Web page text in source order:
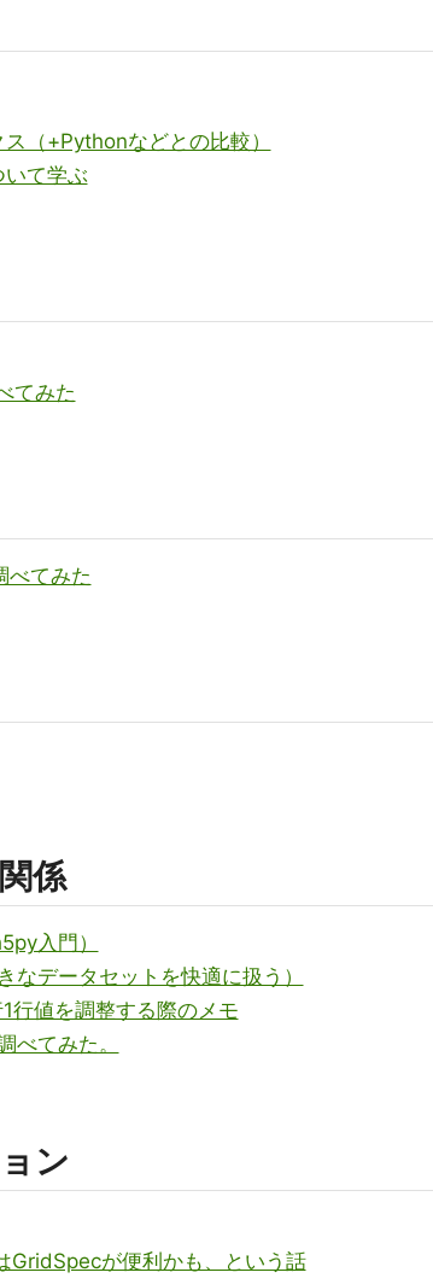
（+Pythonなどとの比較）
て学ぶ
てみた
べてみた
係
入門）
データセットを快適に扱う）
行値を調整する際のメモ
てみた。
ン
が便利かも、という話